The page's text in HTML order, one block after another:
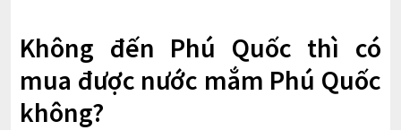
Không đến Phú Quốc thì có
mua được nước mắm Phú Quốc
không?